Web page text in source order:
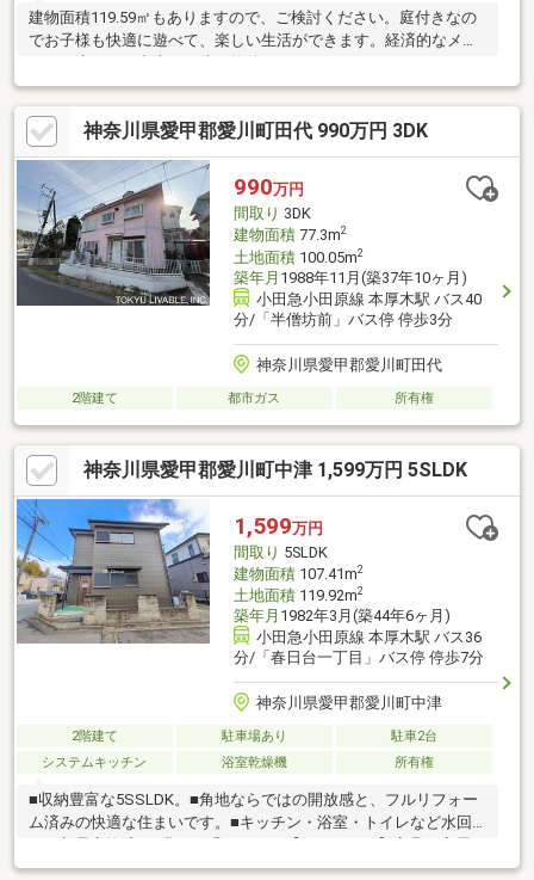
建物面積119.59㎡もありますので、ご検討ください。庭付きなの
でお子様も快適に遊べて、楽しい生活ができます。経済的なメリ
グは木のぬくもりが感じられるため住み心地も良好。南東向きの
物件をご紹介しています。物件の向きも確認しましょう。換気を
して湿気を取れる窓が付いた浴室がございます。5SLDKの間取り
です。
神奈川県愛甲郡愛川町田代 990万円 3DK
990万円
間取り 3DK
建物面積77.3m2
土地面積100.05m2
築年月 1988年11月(築37年10ヶ月)
小田急小田原線 本厚木駅 バス40
分/「半僧坊前」バス停 停歩3分
神奈川県愛甲郡愛川町田代
2階建て 都市ガス 所有権
神奈川県愛甲郡愛川町中津 1,599万円 5SLDK
1,599万円
間取り 5SLDK
建物面積107.41m2
土地面積119.92m2
築年月 1982年3月(築44年6ヶ月)
小田急小田原線 本厚木駅 バス36
分/「春日台一丁目」バス停 停歩7分
神奈川県愛甲郡愛川町中津
2階建て 駐車場あり
駐車2台
システムキッチン
浴室乾燥機 所有権
■収納豊富な5SSLDK。■角地ならではの開放感と、フルリフォー
ム済みの快適な住まいです。■キッチン・浴室・トイレなど水回
【エクステリア】カーポートや楽しめる庭、この充実度で変わっ